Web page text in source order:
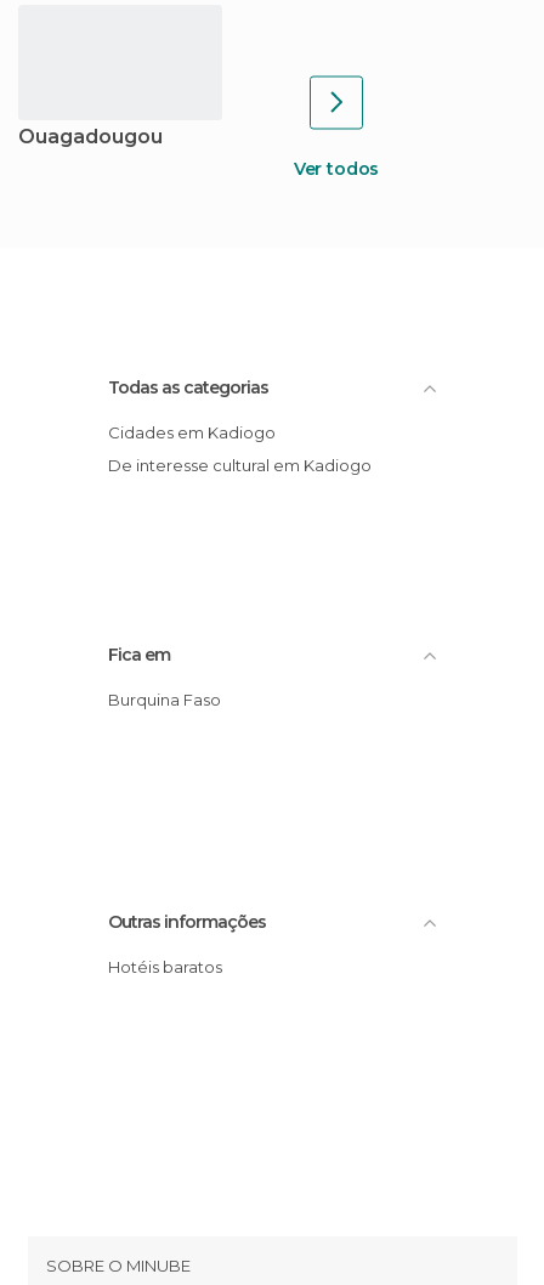
Ouagadougou
Ver todos
Todas as categorias
Cidades em Kadiogo
De interesse cultural em Kadiogo
Fica em
Burquina Faso
Outras informações
Hotéis baratos
SOBRE O MINUBE